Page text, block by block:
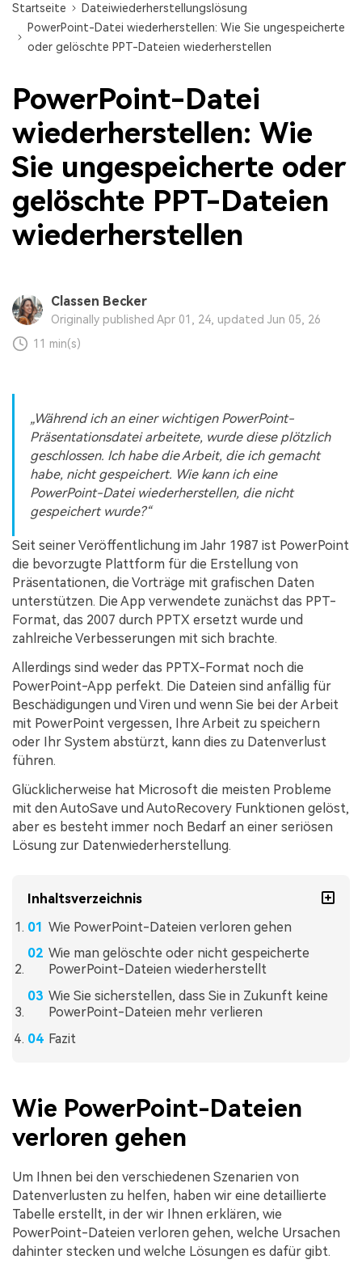
Startseite
Dateiwiederherstellungslösung
PowerPoint-Datei wiederherstellen: Wie Sie ungespeicherte
oder gelöschte PPT-Dateien wiederherstellen
PowerPoint-Datei
wiederherstellen: Wie
Sie ungespeicherte oder
gelöschte PPT-Dateien
wiederherstellen
Classen Becker
Originally published Apr 01, 24, updated Jun 05, 26
11 min(s)
Während ich an einer wichtigen PowerPoint-
Präsentationsdatei arbeitete, wurde diese plötzlich
geschlossen. Ich habe die Arbeit, die ich gemacht
habe, nicht gespeichert. Wie kann ich eine
PowerPoint-Datei wiederherstellen, die nicht
gespeichert wurde?
Seit seiner Veröffentlichung im Jahr 1987 ist PowerPoint
die bevorzugte Plattform für die Erstellung von
Präsentationen, die Vorträge mit grafischen Daten
unterstützen. Die App verwendete zunächst das PPT-
Format, das 2007 durch PPTX ersetzt wurde und
zahlreiche Verbesserungen mit sich brachte.
Allerdings sind weder das PPTX-Format noch die
PowerPoint-App perfekt. Die Dateien sind anfällig für
Beschädigungen und Viren und wenn Sie bei der Arbeit
mit PowerPoint vergessen, Ihre Arbeit zu speichern
oder Ihr System abstürzt, kann dies zu Datenverlust
führen.
Glücklicherweise hat Microsoft die meisten Probleme
mit den AutoSave und AutoRecovery Funktionen gelöst,
aber es besteht immer noch Bedarf an einer seriösen
Lösung zur Datenwiederherstellung.
Inhaltsverzeichnis
Wie PowerPoint-Dateien verloren gehen
Wie man gelöschte oder nicht gespeicherte
PowerPoint-Dateien wiederherstellt
Wie Sie sicherstellen, dass Sie in Zukunft keine
PowerPoint-Dateien mehr verlieren
Fazit
Wie PowerPoint-Dateien
verloren gehen
Um Ihnen bei den verschiedenen Szenarien von
Datenverlusten zu helfen, haben wir eine detaillierte
Tabelle erstellt, in der wir Ihnen erklären, wie
PowerPoint-Dateien verloren gehen, welche Ursachen
dahinter stecken und welche Lösungen es dafür gibt.